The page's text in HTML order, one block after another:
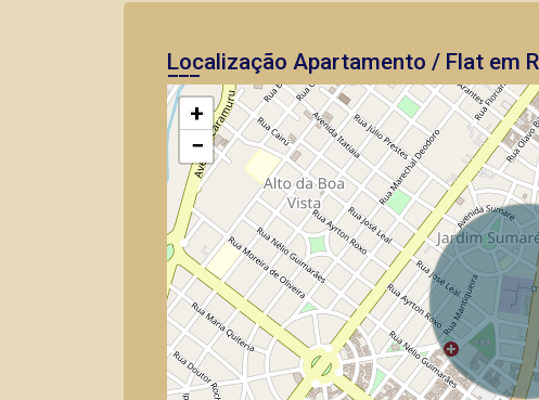
Localização Apartamento / Flat em
+
−